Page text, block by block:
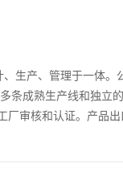
生产、管理于一体。
条成熟生产线和独立
厂审核和认证。产品出